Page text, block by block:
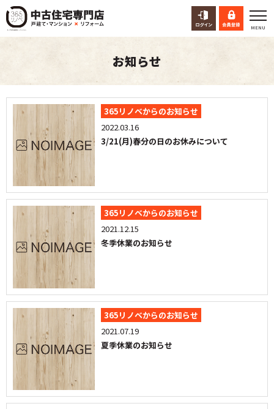
お知らせ
365リノベからのお知らせ
2022.03.16
3/21(月)春分の日のお休みについて
365リノベからのお知らせ
2021.12.15
冬季休業のお知らせ
365リノベからのお知らせ
2021.07.19
夏季休業のお知らせ